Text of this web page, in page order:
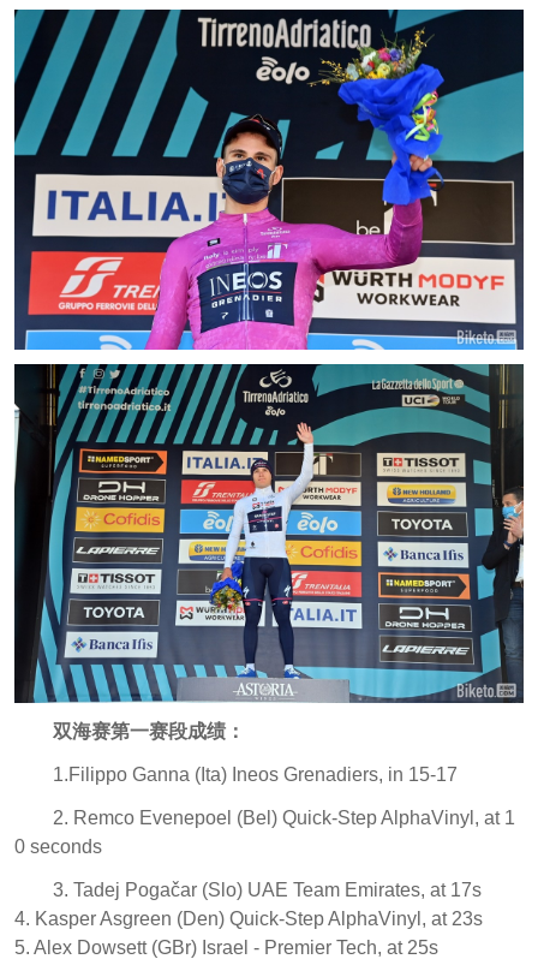
双海赛第一赛段成绩：
1.Filippo Ganna (Ita) Ineos Grenadiers, in 15-17
2. Remco Evenepoel (Bel) Quick-Step AlphaVinyl, at 1
0 seconds
3. Tadej Pogačar (Slo) UAE Team Emirates, at 17s
4. Kasper Asgreen (Den) Quick-Step AlphaVinyl, at 23s
5. Alex Dowsett (GBr) Israel - Premier Tech, at 25s